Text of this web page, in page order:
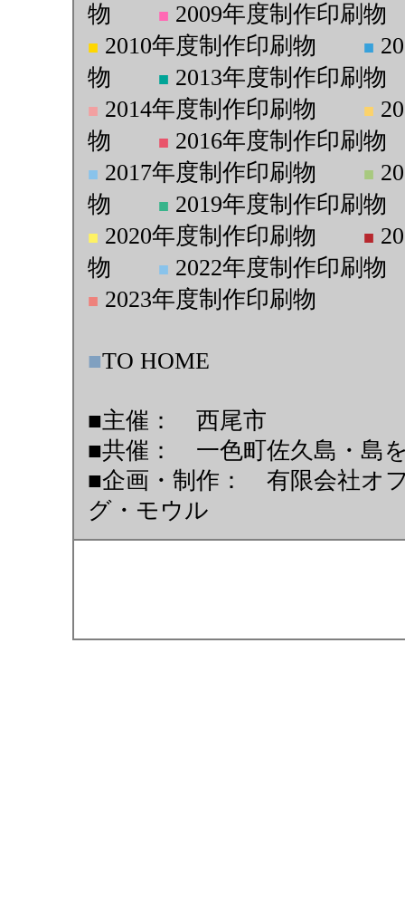
物
■ 2009年度制作印刷物
■ 2010年度制作印刷物 ■
物
■ 2013年度制作印刷物
■ 2014年度制作印刷物 ■
物
■ 2016年度制作印刷物
■ 2017年度制作印刷物 ■
物
■ 2019年度制作印刷物
■ 2020年度制作印刷物 ■
物
■ 2022年度制作印刷物
■ 2023年度制作印刷物
■TO HOME
■主催： 西尾市
■共催： 一色町佐久島・島
■企画・制作： 有限会社オ
グ・モウル